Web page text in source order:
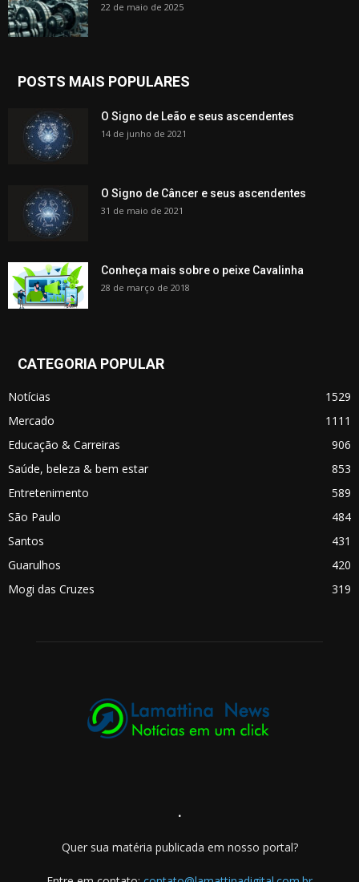
22 de maio de 2025
POSTS MAIS POPULARES
O Signo de Leão e seus ascendentes
14 de junho de 2021
O Signo de Câncer e seus ascendentes
31 de maio de 2021
Conheça mais sobre o peixe Cavalinha
28 de março de 2018
CATEGORIA POPULAR
Notícias
1529
Mercado
1111
Educação & Carreiras
906
Saúde, beleza & bem estar
853
Entretenimento
589
São Paulo
484
Santos
431
Guarulhos
420
Mogi das Cruzes
319
.
Quer sua matéria publicada em nosso portal?